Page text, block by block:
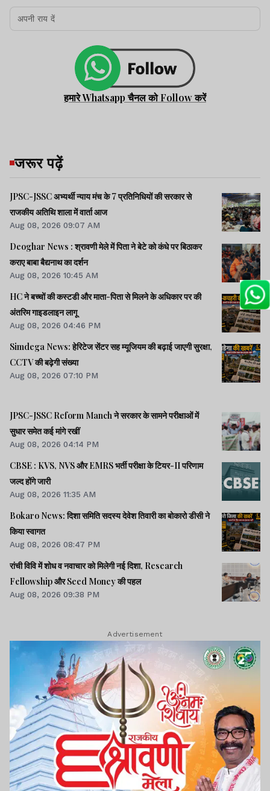
हमारे Whatsapp चैनल को Follow करें
जरूर पढ़ें
JPSC-JSSC अभ्यर्थी न्याय मंच के 7 प्रतिनिधियों की सरकार से
राजकीय अतिथि शाला में वार्ता आज
Aug 08, 2026 09:07 AM
Deoghar News : श्रावणी मेले में पिता ने बेटे को कंधे पर बिठाकर
कराए बाबा बैद्यनाथ का दर्शन
Aug 08, 2026 10:45 AM
HC ने बच्चों की कस्टडी और माता-पिता से मिलने के अधिकार पर की
अंतरिम गाइडलाइन लागू
Aug 08, 2026 04:46 PM
Simdega News: हेरिटेज सेंटर सह म्यूजियम की बढ़ाई जाएगी सुरक्षा,
CCTV की बढ़ेगी संख्या
Aug 08, 2026 07:10 PM
JPSC-JSSC Reform Manch ने सरकार के सामने परीक्षाओं में
सुधार समेत कई मांगे रखीं
Aug 08, 2026 04:14 PM
CBSE : KVS, NVS और EMRS भर्ती परीक्षा के टियर-II परिणाम
जल्द होंगे जारी
Aug 08, 2026 11:35 AM
Bokaro News: दिशा समिति सदस्य देवेश तिवारी का बोकारो डीसी ने
किया स्वागत
Aug 08, 2026 08:47 PM
रांची विवि में शोध व नवाचार को मिलेगी नई दिशा, Research
Fellowship और Seed Money की पहल
Aug 08, 2026 09:38 PM
Advertisement